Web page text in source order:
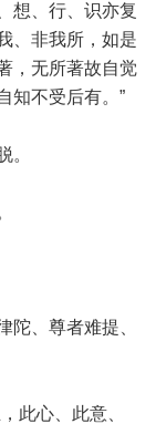
想、行、识亦复
、非我所，如是
，无所著故自觉
知不受后有。”
。
陀、尊者难提、
此心、此意、